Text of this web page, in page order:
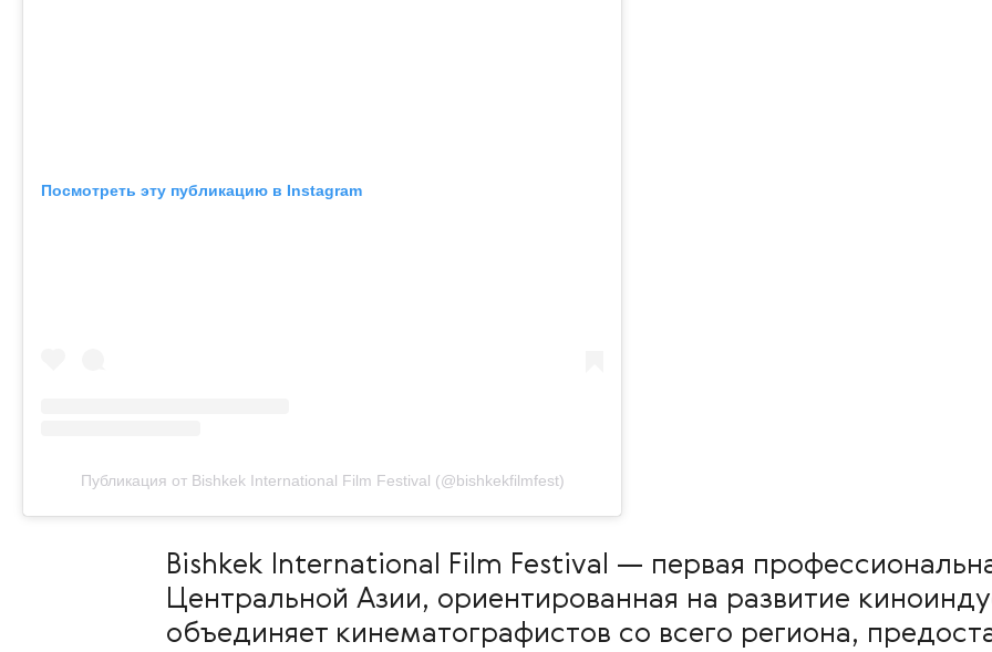
Посмотреть эту публикацию в Instagram
Публикация от Bishkek International Film Festival (@bishkekfilmfest)
Bishkek International Film Festival — первая
Центральной Азии, ориентированная на развитие
объединяет кинематографистов со всего региона,